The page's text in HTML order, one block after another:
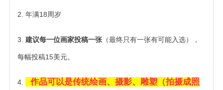
2. 年满18周岁
3. 建议每一位画家投稿一张 （最终只有一张有可能入选），
每幅投稿15美元。
4.
作品可以是传统绘画、摄影、雕塑（拍摄成照